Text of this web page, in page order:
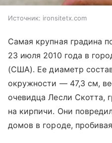
Источник: ironsitetx.com
Самая крупная градина
23 июля 2010 года в
(США). Ее диаметр
окружности — 47,3 см,
очевидца Лесли Скотта,
на кирпичи. Они
домов в городе,